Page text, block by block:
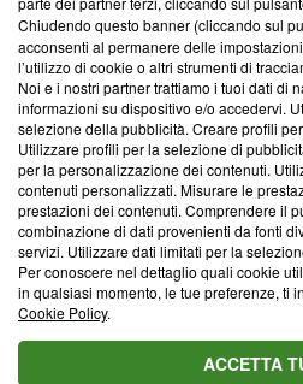
Su di noi
Team editoriale
Corporate
Redazione
Informativa Privacy
Cookie Policy
Blasting SA, IDI CHE-247.845.224,
Lugano (Svizzera) Tel:+39
© 2026 Blasting News
Chiudendo questo banner (cliccando sul
acconsenti al permanere delle
l’utilizzo di cookie o altri strumenti di
Noi e i nostri partner trattiamo i tuoi dati di
informazioni su dispositivo e/o accedervi.
selezione della pubblicità. Creare profili
Utilizzare profili per la selezione di
per la personalizzazione dei contenuti.
contenuti personalizzati. Misurare le
prestazioni dei contenuti. Comprendere il
combinazione di dati provenienti da fonti
servizi. Utilizzare dati limitati per la
Per conoscere nel dettaglio quali cookie
in qualsiasi momento, le tue preferenze, ti
Cookie Policy.
ACCETTA